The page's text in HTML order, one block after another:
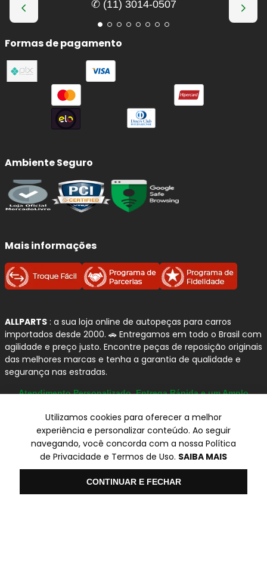
✆ (11) 3014-0507
Formas de pagamento
Ambiente Seguro
Mais informações
ALLPARTS : a sua loja online de autopeças para carros
importados desde 2000. 🚗 Entregamos em todo o Brasil com
agilidade e preço justo. Encontre peças de reposição originais
das melhores marcas e tenha a garantia de qualidade e
segurança nas estradas.
Atendimento Personalizado, Entrega Rápida e um Amplo
© Copyright 2000-2026
ALLPARTS Com. de Peças Automotivas Ltda.
CNPJ 03.724.695/0001-42 - Av. Avelino Capellato, 450 - Santa
Claudina - Vinhedo/SP - CEP 13284-480.
Utilizamos cookies para oferecer a melhor
experiência e personalizar conteúdo. Ao seguir
navegando, você concorda com a nossa Política
de Privacidade e Termos de Uso. SAIBA MAIS
CONTINUAR E FECHAR